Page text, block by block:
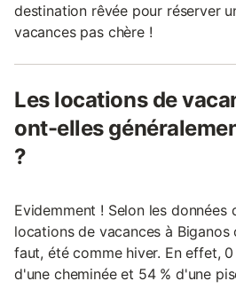
destination rêvée pour réserver
vacances pas chère !
Les locations de
ont-elles
?
Evidemment ! Selon les données
locations de vacances à
faut, été comme hiver. En effet,
d'une cheminée et 54 % d'une